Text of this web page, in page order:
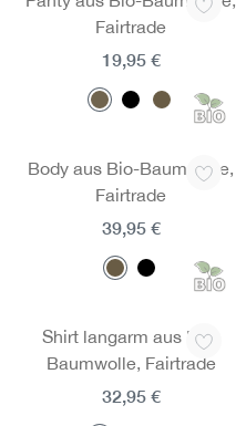
Fairtrade
19,95 €
Body aus Bio-Baumwolle,
Fairtrade
39,95 €
Shirt langarm aus Bio-
Baumwolle, Fairtrade
32,95 €